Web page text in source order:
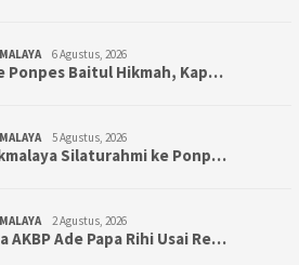
6 Agustus, 2026
Ponpes Baitul Hikmah, Kap…
5 Agustus, 2026
Silaturahmi ke Ponp…
2 Agustus, 2026
AKBP Ade Papa Rihi Usai Re…